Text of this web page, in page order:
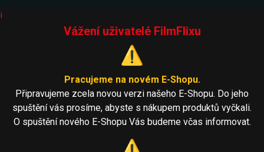
i
Vážení uživatelé FilmFlixu
⚠️
Pracujeme na novém E-Shopu.
Připravujeme zcela novou verzi našeho E-Shopu. Do jeho
spuštění vás prosíme, abyste s nákupem produktů vyčkali.
O spuštění nového E-Shopu Vás budeme včas informovat.